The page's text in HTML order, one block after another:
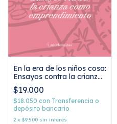
En la era de los niños cosa:
Ensayos contra la crianza
como emprendimiento,
Santiago Gerchunoff
$19.000
$18.050 con Transferencia o
depósito bancario
2 x $9.500 sin interés